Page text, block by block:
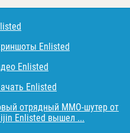
Enlisted
Enlisted
Enlisted
отрядный ММО-шутер от
Enlisted вышел ...